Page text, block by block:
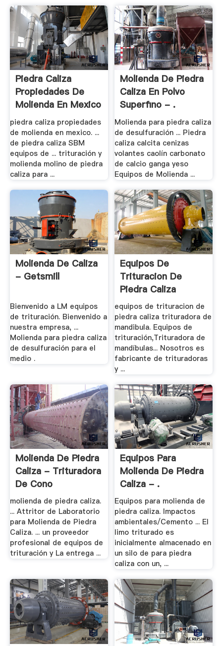
Piedra Caliza
Propiedades De
Molienda En Mexico
...
piedra caliza propiedades
de molienda en mexico. ...
de piedra caliza SBM
equipos de ... trituración y
molienda molino de piedra
caliza para ...
Molienda De Piedra
Caliza En Polvo
Superfino - .
Molienda para piedra caliza
de desulfuración ... Piedra
caliza calcita cenizas
volantes caolín carbonato
de calcio ganga yeso
Equipos de Molienda ...
Molienda De Caliza
- Getsmill
Bienvenido a LM equipos
de trituración. Bienvenido a
nuestra empresa, ...
Molienda para piedra caliza
de desulfuración para el
medio .
Equipos De
Trituracion De
Piedra Caliza
Trituradora .
equipos de trituracion de
piedra caliza trituradora de
mandibula. Equipos de
trituración,Trituradora de
mandíbulas... Nosotros es
fabricante de trituradoras
y ...
Molienda De Piedra
Caliza - Trituradora
De Cono
molienda de piedra caliza.
... Attritor de Laboratorio
para Molienda de Piedra
Caliza. ... un proveedor
profesional de equipos de
trituración y La entrega ...
Equipos Para
Molienda De Piedra
Caliza - .
Equipos para molienda de
piedra caliza. Impactos
ambientales/Cemento ... El
limo triturado es
inicialmente almacenado en
un silo de para piedra
caliza con un, ...